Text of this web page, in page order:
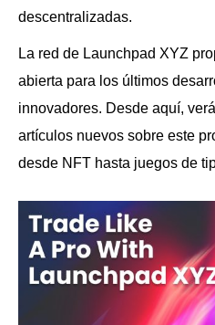
descentralizadas.
La red de Launchpad XYZ
abierta para los últimos
innovadores. Desde aquí,
artículos nuevos sobre este
desde NFT hasta juegos de